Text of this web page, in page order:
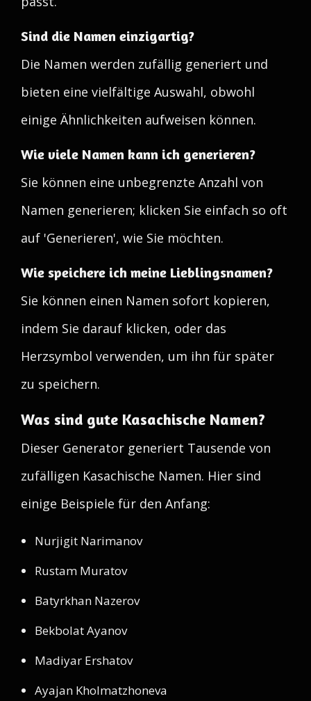
Sind die Namen einzigartig?
Die Namen werden zufällig generiert und
bieten eine vielfältige Auswahl, obwohl
einige Ähnlichkeiten aufweisen können.
Wie viele Namen kann ich generieren?
Sie können eine unbegrenzte Anzahl von
Namen generieren; klicken Sie einfach so oft
auf 'Generieren', wie Sie möchten.
Wie speichere ich meine Lieblingsnamen?
Sie können einen Namen sofort kopieren,
indem Sie darauf klicken, oder das
Herzsymbol verwenden, um ihn für später
zu speichern.
Was sind gute Kasachische Namen?
Dieser Generator generiert Tausende von
zufälligen Kasachische Namen. Hier sind
einige Beispiele für den Anfang:
Nurjigit Narimanov
Rustam Muratov
Batyrkhan Nazerov
Bekbolat Ayanov
Madiyar Ershatov
Ayajan Kholmatzhoneva